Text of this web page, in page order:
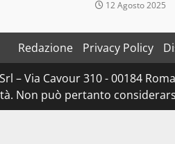
12 Agosto 2025
Redazione Privacy Policy
Via Cavour 310 - 00184
Non può pertanto